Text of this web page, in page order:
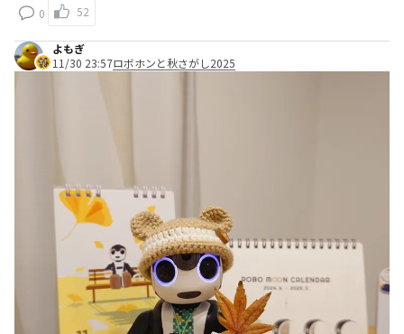
0 52
よもぎ
11/30 23:57ロボホンと秋さがし2025